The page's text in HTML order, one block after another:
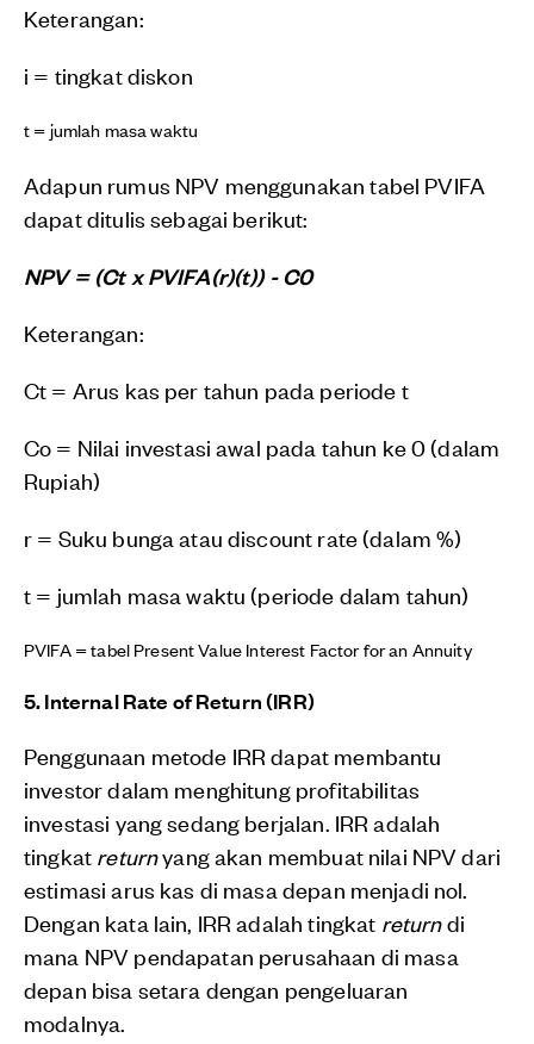
Keterangan:
i = tingkat diskon
t = jumlah masa waktu
Adapun rumus NPV menggunakan tabel PVIFA
dapat ditulis sebagai berikut:
NPV = (Ct x PVIFA(r)(t)) - C0
Keterangan:
Ct = Arus kas per tahun pada periode t
Co = Nilai investasi awal pada tahun ke 0 (dalam
Rupiah)
r = Suku bunga atau discount rate (dalam %)
t = jumlah masa waktu (periode dalam tahun)
PVIFA = tabel Present Value Interest Factor for an Annuity
5. Internal Rate of Return (IRR)
Penggunaan metode IRR dapat membantu
investor dalam menghitung profitabilitas
investasi yang sedang berjalan. IRR adalah
tingkat returnyang akan membuat nilai NPV dari
estimasi arus kas di masa depan menjadi nol.
Dengan kata lain, IRR adalah tingkat returndi
mana NPV pendapatan perusahaan di masa
depan bisa setara dengan pengeluaran
modalnya.